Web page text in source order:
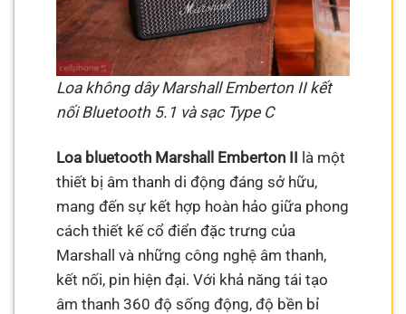
Loa không dây Marshall Emberton II kết
nối Bluetooth 5.1 và sạc Type C
Loa bluetooth Marshall Emberton II là một
thiết bị âm thanh di động đáng sở hữu,
mang đến sự kết hợp hoàn hảo giữa phong
cách thiết kế cổ điển đặc trưng của
Marshall và những công nghệ âm thanh,
kết nối, pin hiện đại. Với khả năng tái tạo
âm thanh 360 độ sống động, độ bền bỉ